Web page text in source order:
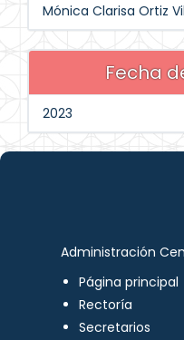
Mónica Clarisa Ortiz
Fecha
2023
Administración
Página principal
Rectoría
Secretarios